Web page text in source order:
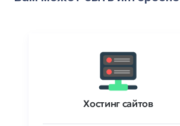
Хостинг сайтов